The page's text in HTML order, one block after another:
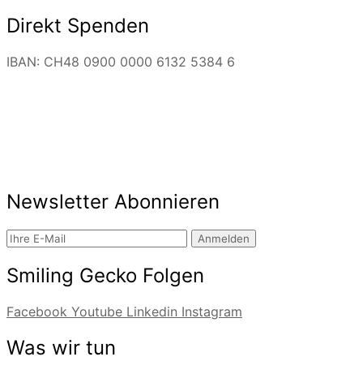
Direkt Spenden
IBAN: CH48 0900 0000 6132 5384 6
Newsletter Abonnieren
Anmelden
Smiling Gecko Folgen
Facebook Youtube Linkedin Instagram
Was wir tun